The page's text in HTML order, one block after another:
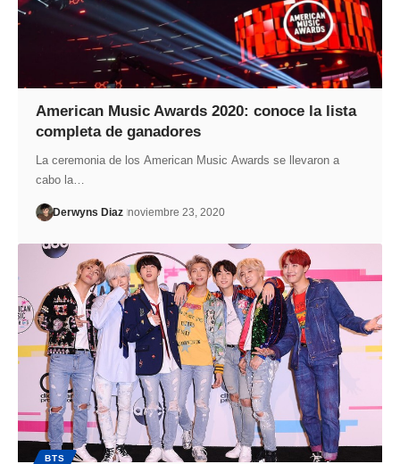
American Music Awards 2020: conoce la lista
completa de ganadores
La ceremonia de los American Music Awards se llevaron a
cabo la…
Derwyns Diaz noviembre 23, 2020
BTS